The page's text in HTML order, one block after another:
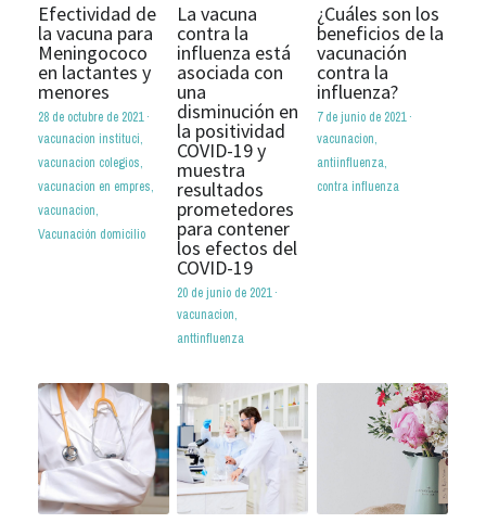
Efectividad de
la vacuna para
Meningococo
en lactantes y
menores
28 de octubre de 2021·
vacunacion instituci,
vacunacion colegios,
vacunacion en empres,
vacunacion,
Vacunación domicilio
La vacuna
contra la
influenza está
asociada con
una
disminución en
la positividad
COVID-19 y
muestra
resultados
prometedores
para contener
los efectos del
COVID-19
20 de junio de 2021·
vacunacion,
anttinfluenza
¿Cuáles son los
beneficios de la
vacunación
contra la
influenza?
7 de junio de 2021·
vacunacion,
antiinfluenza,
contra influenza